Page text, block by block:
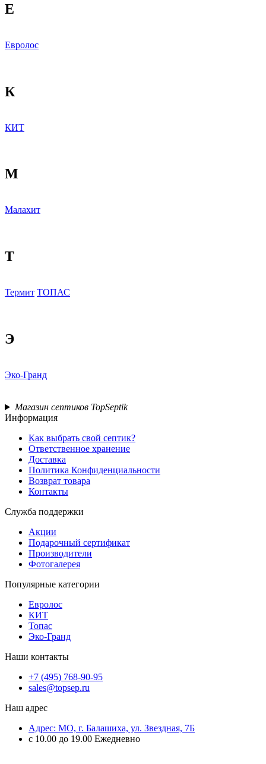
Е
Евролос
К
КИТ
М
Малахит
Т
Термит ТОПАС
Э
Эко-Гранд
Магазин септиков TopSeptik
Информация
Как выбрать свой септик?
Ответственное хранение
Доставка
Политика Конфиденциальности
Возврат товара
Контакты
Служба поддержки
Акции
Подарочный сертификат
Производители
Фотогалерея
Популярные категории
Евролос
КИТ
Топас
Эко-Гранд
Наши контакты
+7 (495) 768-90-95
sales@topsep.ru
Наш адрес
Адрес: МО, г. Балашиха, ул. Звездная, 7Б
с 10.00 до 19.00 Ежедневно